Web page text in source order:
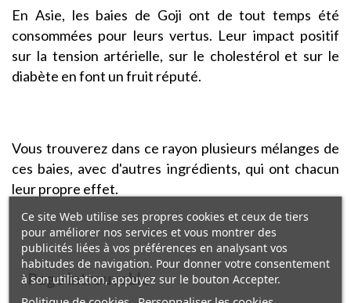
En Asie, les baies de Goji ont de tout temps été
consommées pour leurs vertus. Leur impact positif
sur la tension artérielle, sur le cholestérol et sur le
diabète en font un fruit réputé.
Vous trouverez dans ce rayon plusieurs mélanges de
ces baies, avec d'autres ingrédients, qui ont chacun
leur propre effet.
Page introuvable
Ce site Web utilise ses propres cookies et ceux de tiers
pour améliorer nos services et vous montrer des
publicités liées à vos préférences en analysant vos
habitudes de navigation. Pour donner votre consentement
à son utilisation, appuyez sur le bouton Accepter.